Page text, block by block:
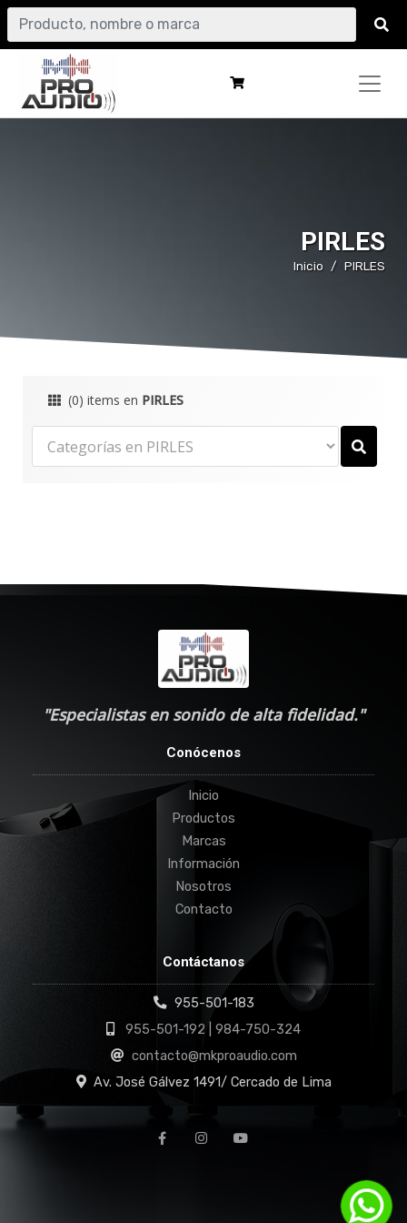
PIRLES
Inicio PIRLES
(0) items en PIRLES
"Especialistas en sonido de alta fidelidad."
Conócenos
Inicio
Productos
Marcas
Información
Nosotros
Contacto
Contáctanos
955-501-183
955-501-192 | 984-750-324
contacto@mkproaudio.com
Av. José Gálvez 1491/ Cercado de Lima